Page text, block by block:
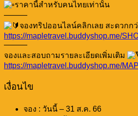
ราคานี้สำหรับคนไทยเท่านั้น
———
จองทริปออนไลน์คลิกเลย สะดวกกว่
https://mapletravel.buddyshop.me/
———
จองและสอบถามรายละเอียดเพิ่มเติม
https://mapletravel.buddyshop.me/
เงื่อนไข
จอง : วันนี้ – 31 ส.ค. 66